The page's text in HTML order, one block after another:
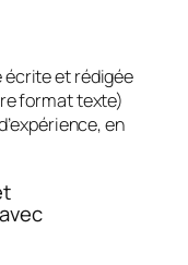
écrite et rédigée
format texte)
en